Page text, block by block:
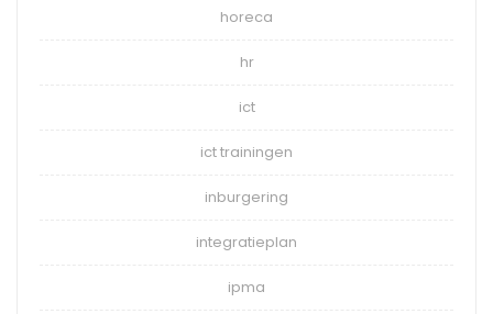
horeca
hr
ict
ict trainingen
inburgering
integratieplan
ipma